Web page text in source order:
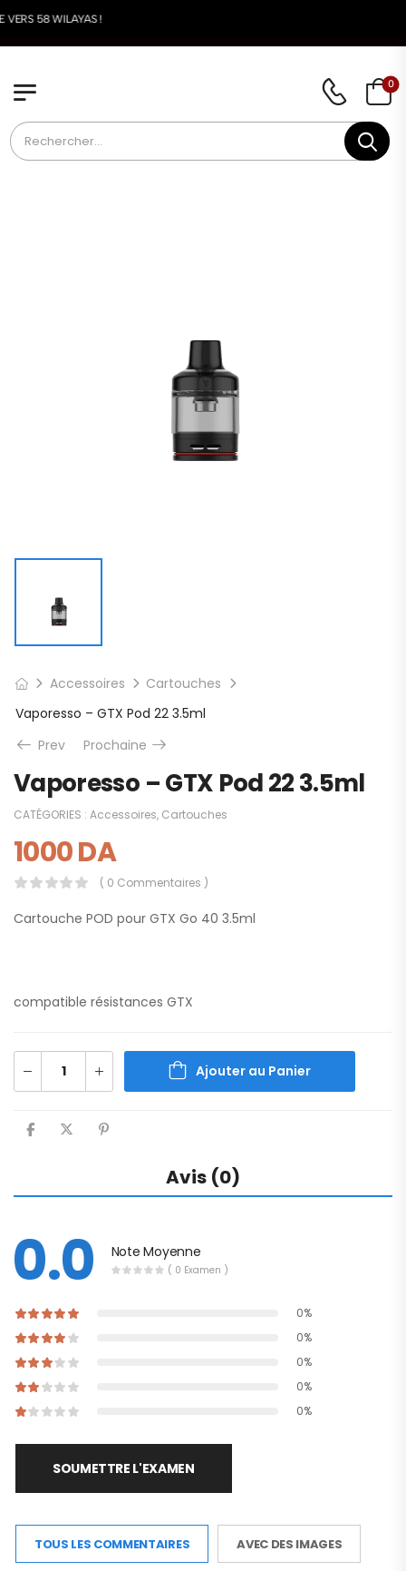
0
Accessoires
Cartouches
Vaporesso – GTX Pod 22 3.5ml
Prev
Prochaine
Vaporesso – GTX Pod 22 3.5ml
CATÉGORIES : Accessoires, Cartouches
1000DA
( 0 Commentaires )
Cartouche POD pour GTX Go 40 3.5ml
compatible résistances GTX
Ajouter au Panier
Avis (0)
0.0 Note Moyenne
( 0 Examen )
0%
0%
0%
0%
0%
SOUMETTRE L'EXAMEN
TOUS LES COMMENTAIRES AVEC DES IMAGES